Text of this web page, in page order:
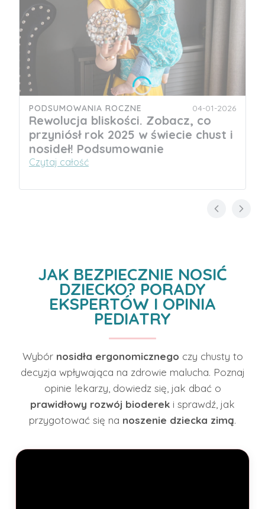
PODSUMOWANIA ROCZNE 04-01-2026
Rewolucja bliskości. Zobacz, co
przyniósł rok 2025 w świecie chust i
nosideł! Podsumowanie
Czytaj całość
JAK BEZPIECZNIE NOSIĆ
DZIECKO? PORADY
EKSPERTÓW I OPINIA
PEDIATRY
Wybór nosidła ergonomicznego czy chusty to
decyzja wpływająca na zdrowie malucha. Poznaj
opinie lekarzy, dowiedz się, jak dbać o
prawidłowy rozwój bioderek i sprawdź, jak
przygotować się na noszenie dziecka zimą.